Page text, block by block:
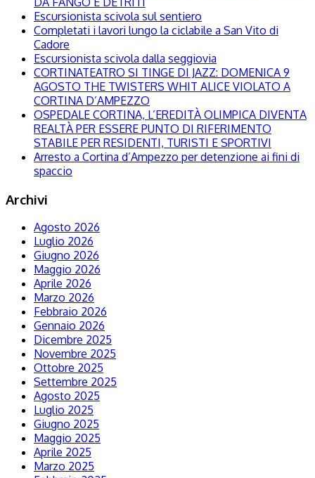
Escursionista scivola sul sentiero
Completati i lavori lungo la ciclabile a San Vito di
Cadore
Escursionista scivola dalla seggiovia
CORTINATEATRO SI TINGE DI JAZZ: DOMENICA 9
AGOSTO THE TWISTERS WHIT ALICE VIOLATO A
CORTINA D’AMPEZZO
OSPEDALE CORTINA, L’EREDITÀ OLIMPICA DIVENTA
REALTÀ PER ESSERE PUNTO DI RIFERIMENTO
STABILE PER RESIDENTI, TURISTI E SPORTIVI
Arresto a Cortina d’Ampezzo per detenzione ai fini di
spaccio
Archivi
Agosto 2026
Luglio 2026
Giugno 2026
Maggio 2026
Aprile 2026
Marzo 2026
Febbraio 2026
Gennaio 2026
Dicembre 2025
Novembre 2025
Ottobre 2025
Settembre 2025
Agosto 2025
Luglio 2025
Giugno 2025
Maggio 2025
Aprile 2025
Marzo 2025